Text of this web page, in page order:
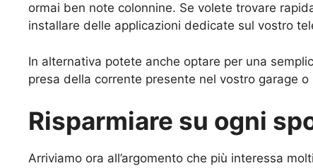
ormai ben note colonnine. Se volete trovare
installare delle applicazioni dedicate sul vostro
In alternativa potete anche optare per una
presa della corrente presente nel vostro garage
Risparmiare su ogni
Arriviamo ora all’argomento che più interessa